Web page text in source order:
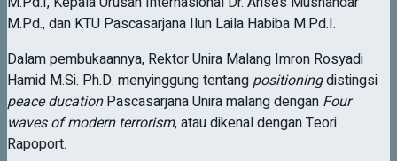
M.Pd., dan KTU Pascasarjana Ilun Laila Habiba M.Pd.I.
Dalam pembukaannya, Rektor Unira Malang Imron Rosyadi
Hamid M.Si. Ph.D. menyinggung tentang positioningdistingsi
peace ducationPascasarjana Unira malang dengan Four
waves of modern terrorism, atau dikenal dengan Teori
Rapoport.